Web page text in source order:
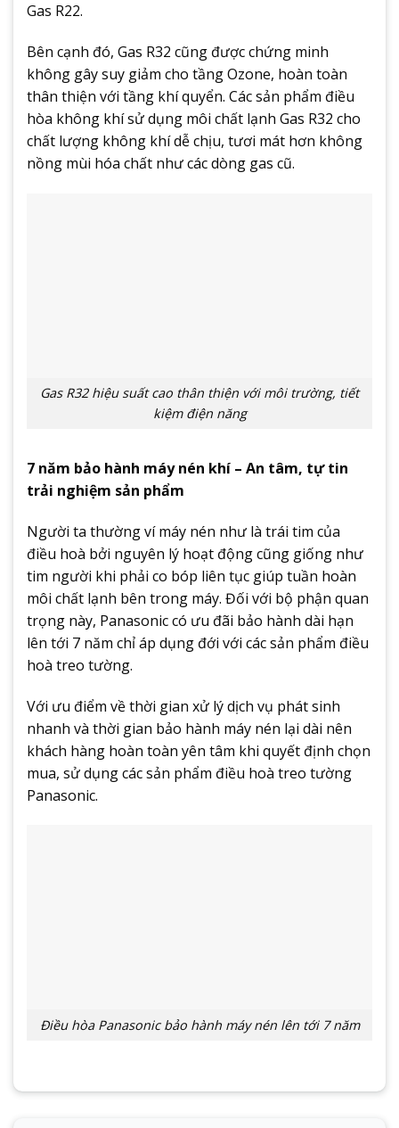
Gas R22.
Bên cạnh đó, Gas R32 cũng được chứng minh
không gây suy giảm cho tầng Ozone, hoàn toàn
thân thiện với tầng khí quyển. Các sản phẩm điều
hòa không khí sử dụng môi chất lạnh Gas R32 cho
chất lượng không khí dễ chịu, tươi mát hơn không
nồng mùi hóa chất như các dòng gas cũ.
Gas R32 hiệu suất cao thân thiện với môi trường, tiết
kiệm điện năng
7 năm bảo hành máy nén khí – An tâm, tự tin
trải nghiệm sản phẩm
Người ta thường ví máy nén như là trái tim của
điều hoà bởi nguyên lý hoạt động cũng giống như
tim người khi phải co bóp liên tục giúp tuần hoàn
môi chất lạnh bên trong máy. Đối với bộ phận quan
trọng này, Panasonic có ưu đãi bảo hành dài hạn
lên tới 7 năm chỉ áp dụng đới với các sản phẩm điều
hoà treo tường.
Với ưu điểm về thời gian xử lý dịch vụ phát sinh
nhanh và thời gian bảo hành máy nén lại dài nên
khách hàng hoàn toàn yên tâm khi quyết định chọn
mua, sử dụng các sản phẩm điều hoà treo tường
Panasonic.
Điều hòa Panasonic bảo hành máy nén lên tới 7 năm